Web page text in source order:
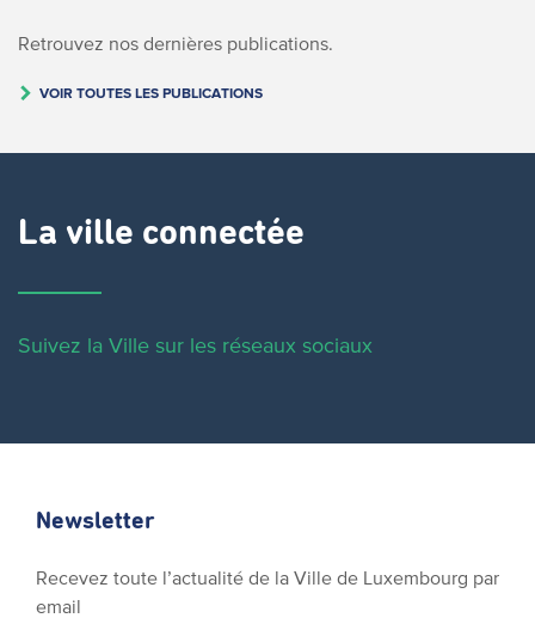
Retrouvez nos dernières publications.
VOIR TOUTES LES PUBLICATIONS
La ville connectée
Suivez la Ville sur les réseaux sociaux
Newsletter
Recevez toute l’actualité de la Ville de Luxembourg par
email